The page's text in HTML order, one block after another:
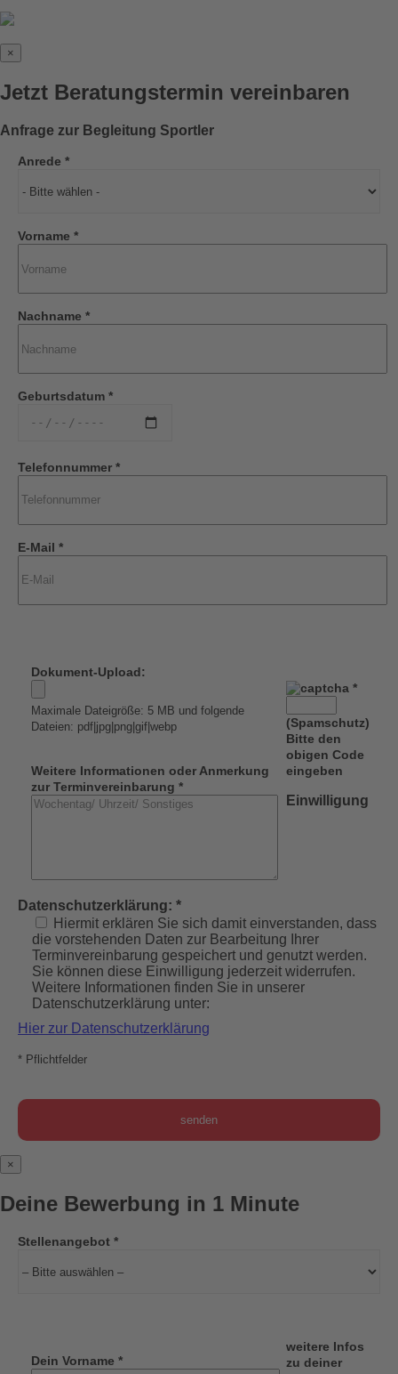
×
Jetzt Beratungstermin vereinbaren
Anfrage zur Begleitung Sportler
Anrede *
Vorname *
Nachname *
Geburtsdatum *
Telefonnummer *
E-Mail *
Dokument-Upload:
Maximale Dateigröße: 5 MB und folgende
Dateien: pdf|jpg|png|gif|webp
Weitere Informationen oder Anmerkung
zur Terminvereinbarung *
*
(Spamschutz)
Bitte den
obigen Code
eingeben
Einwilligung
Datenschutzerklärung: *
Hiermit erklären Sie sich damit einverstanden, dass
die vorstehenden Daten zur Bearbeitung Ihrer
Terminvereinbarung gespeichert und genutzt werden.
Sie können diese Einwilligung jederzeit widerrufen.
Weitere Informationen finden Sie in unserer
Datenschutzerklärung unter:
Hier zur Datenschutzerklärung
* Pflichtfelder
×
Deine Bewerbung in 1 Minute
Stellenangebot *
Dein Vorname *
weitere Infos
zu deiner